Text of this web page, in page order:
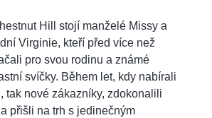
Hill stojí manželé Missy a
Virginie, kteří před více než
pro svou rodinu a známé
svíčky. Během let, kdy nabírali
tak nové zákazníky, zdokonalili
přišli na trh s jedinečným